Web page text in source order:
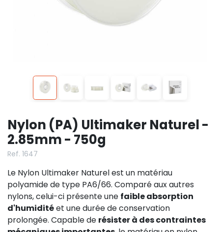
Nylon (PA) Ultimaker Naturel -
2.85mm - 750g
Ref. 1647
Le Nylon Ultimaker Naturel est un matériau
polyamide de type PA6/66. Comparé aux autres
nylons, celui-ci présente une faible absorption
d'humiditéet une durée de conservation
prolongée. Capable de résister à des contraintes